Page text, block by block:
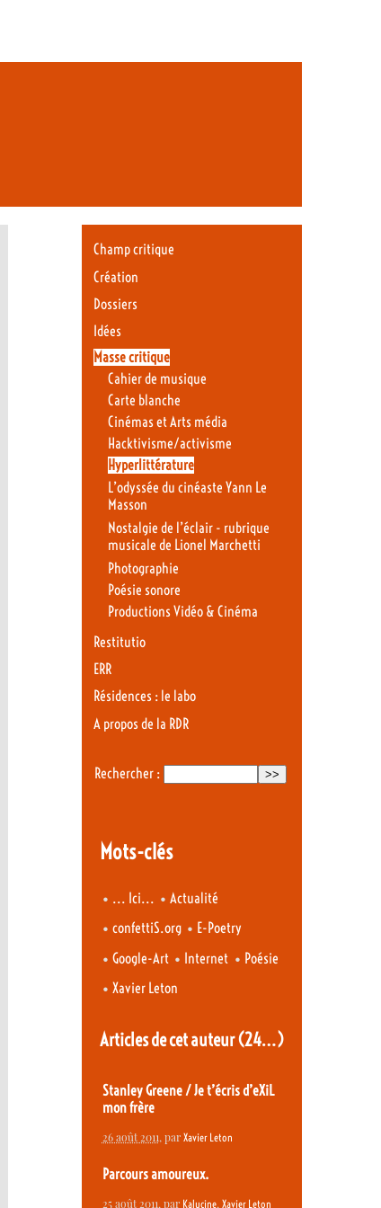
Champ critique
Création
Dossiers
Idées
Masse critique
Cahier de musique
Carte blanche
Cinémas et Arts média
Hacktivisme/activisme
Hyperlittérature
L’odyssée du cinéaste Yann Le
Masson
Nostalgie de l’éclair - rubrique
musicale de Lionel Marchetti
Photographie
Poésie sonore
Productions Vidéo & Cinéma
Restitutio
ERR
Résidences : le labo
A propos de la RDR
Rechercher :
Mots-clés
• ... Ici... •Actualité
• confettiS.org • E-Poetry
• Google-Art • Internet • Poésie
• Xavier Leton
Articles de cet auteur(24…)
Stanley Greene / Je t’écris d’eXiL
mon frère
26 août 2011, par Xavier Leton
Parcours amoureux.
25 août 2011, par Kalucine, Xavier Leton